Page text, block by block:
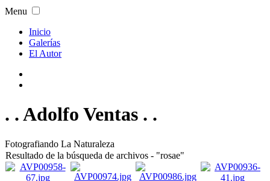
Menu
Inicio
Galerías
El Autor
. . Adolfo Ventas . .
Fotografiando La Naturaleza
Resultado de la búsqueda de archivos - "rosae"